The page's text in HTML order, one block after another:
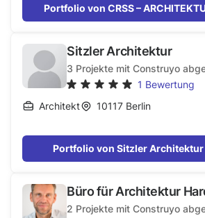
Portfolio von CRSS –
Sitzler Architektur
3 Projekte mit Construyo
1 Bewertung
Architekt
10117 Berlin
Portfolio von Sitzler Architektur
Büro für Architektur
2 Projekte mit Construyo